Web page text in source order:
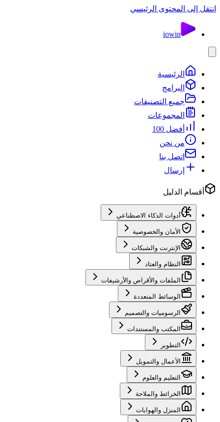
انتقل إلى المحتوى الرئيسي
iowin
الرئيسية
البرامج
جميع التصنيفات
المجموعات
أفضل 100
من نحن
اتصل بنا
إرسال
أقسام الدليل
أدوات الذكاء الاصطناعي
الأمان والخصوصية
الإنترنت والشبكات
النظام والعتاد
الملفات والأقراص والأرشيفات
الوسائط المتعددة
الرسوميات والتصميم
المكتب والمستندات
التطوير
الأعمال والتمويل
التعليم والعلوم
الخرائط والملاحة
المنزل والهوايات